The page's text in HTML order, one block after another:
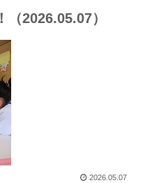
2026.05.07）
2026.05.07